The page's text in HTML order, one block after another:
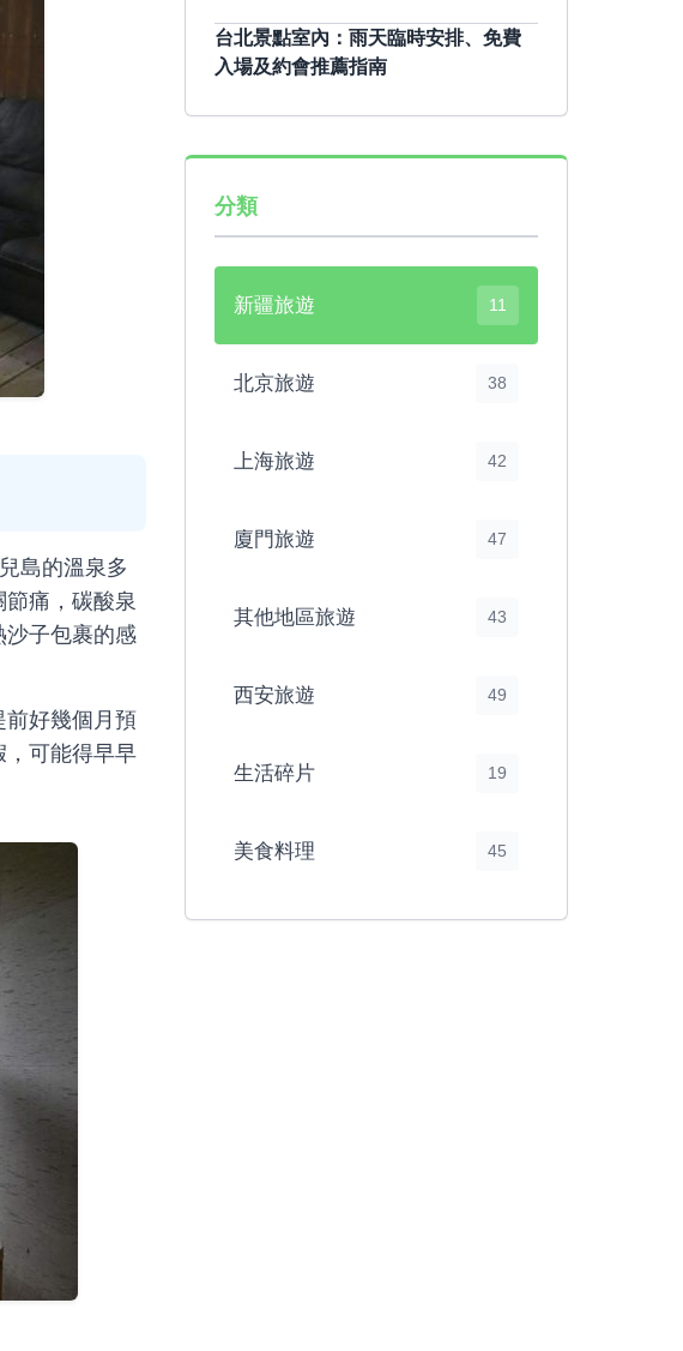
島的溫泉多
痛，碳酸泉
沙子包裹的感
前好幾個月預
，可能得早早
台北景點室內：雨天臨時安排、免費
入場及約會推薦指南
分類
新疆旅遊 11
北京旅遊 38
上海旅遊 42
廈門旅遊 47
其他地區旅遊 43
西安旅遊 49
生活碎片 19
美食料理 45